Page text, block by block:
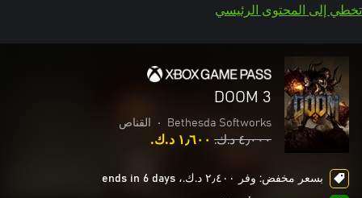
تخطي إلى المحتوى الرئيسي
DOOM 3
Bethesda Softworks
• القناص
٤٫٠٠٠ د.ك.‏ ١٫٦٠٠ د.ك.‏
بسعر مخفض: وفر ٢٫٤٠٠ د.ك.‏، ends in 6 days